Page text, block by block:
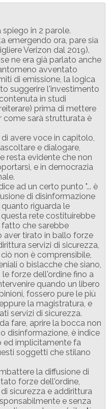
in 2 parole.
emergendo ora, pare sia
Verizon dal 2019).
ne era già parlato anche
avventato
di emissione, la logica
suggerire l'investimento
in studi
prima di mettere
come sarà strutturata è
avere voce in capitolo,
e dialogare,
resta evidente che non
e in democrazia
ad un certo punto "... è
di disinformazione
riguarda le
rete costituirebbe
fatto che sarebbe
aver tirato in ballo forze
servizi di sicurezza,
non è comprensibile,
o bislacche che siano,
forze dell'ordine fino a
quando un libero
fossero pure le più
la magistratura, e
servizi di sicurezza.
fare, aprire la bocca non
disinformazione, è indice
ed implicitamente fa
soggetti che stilano
la diffusione di
forze dell'ordine,
sicurezza e addirittura
e senza